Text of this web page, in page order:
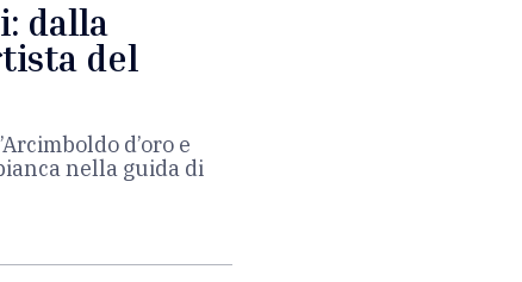
dalla
del
d’oro e
nella guida di